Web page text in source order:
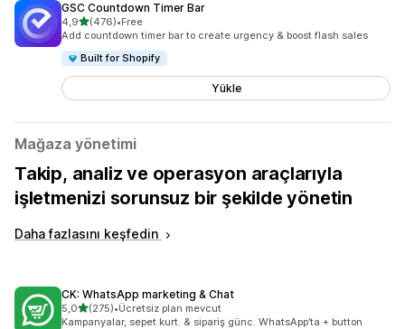
GSC Countdown Timer Bar
4,95 yıldız üzerinden
(476)
toplam 476 değerlendirme
•Free
Add countdown timer bar to create urgency & boost flash sales
Built for Shopify
Yükle
Mağaza yönetimi
Takip, analiz ve operasyon araçlarıyla
işletmenizi sorunsuz bir şekilde yönetin
Daha fazlasını keşfedin
CK: WhatsApp marketing & Chat
5,05 yıldız üzerinden
(275)
toplam 275 değerlendirme
•Ücretsiz plan mevcut
Kampanyalar, sepet kurt. & sipariş günc. WhatsApp’ta + button